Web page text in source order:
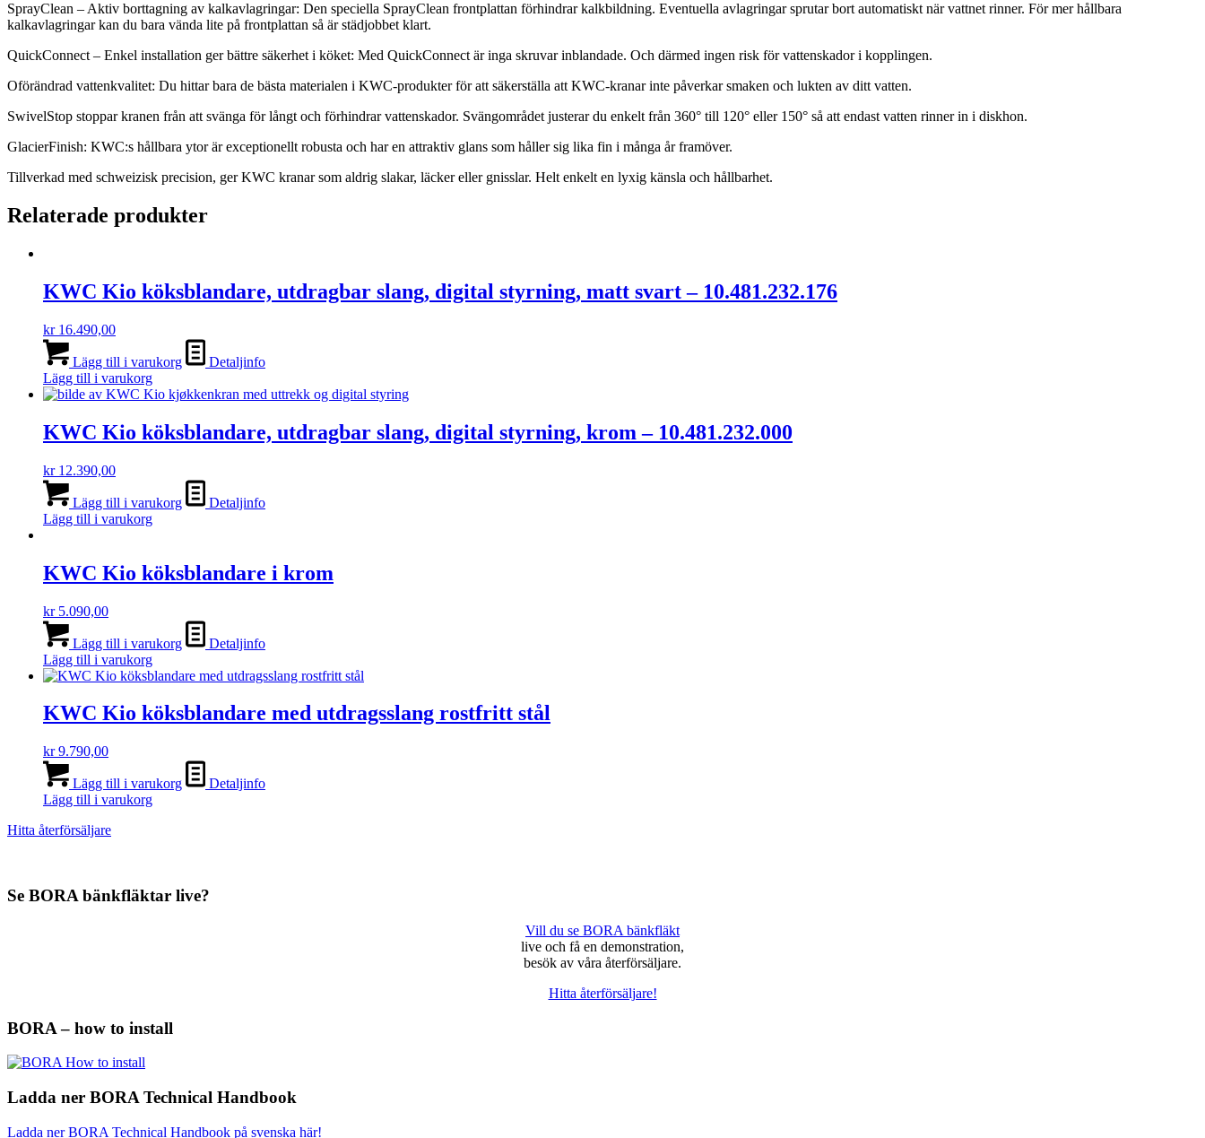
SprayClean – Aktiv borttagning av kalkavlagringar: Den speciella SprayClean frontplattan förhindrar kalkbildning. Eventuella avlagringar sprutar bort automatiskt när vattnet rinner. För mer hållbara
kalkavlagringar kan du bara vända lite på frontplattan så är städjobbet klart.
QuickConnect – Enkel installation ger bättre säkerhet i köket: Med QuickConnect är inga skruvar inblandade. Och därmed ingen risk för vattenskador i kopplingen.
Oförändrad vattenkvalitet: Du hittar bara de bästa materialen i KWC-produkter för att säkerställa att KWC-kranar inte påverkar smaken och lukten av ditt vatten.
SwivelStop stoppar kranen från att svänga för långt och förhindrar vattenskador. Svängområdet justerar du enkelt från 360° till 120° eller 150° så att endast vatten rinner in i diskhon.
GlacierFinish: KWC:s hållbara ytor är exceptionellt robusta och har en attraktiv glans som håller sig lika fin i många år framöver.
Tillverkad med schweizisk precision, ger KWC kranar som aldrig slakar, läcker eller gnisslar. Helt enkelt en lyxig känsla och hållbarhet.
Relaterade produkter
KWC Kio köksblandare, utdragbar slang, digital styrning, matt svart – 10.481.232.176
kr16.490,00
Lägg till i varukorg
Detaljinfo
Lägg till i varukorg
KWC Kio köksblandare, utdragbar slang, digital styrning, krom – 10.481.232.000
kr12.390,00
Lägg till i varukorg
Detaljinfo
Lägg till i varukorg
KWC Kio köksblandare i krom
kr5.090,00
Lägg till i varukorg
Detaljinfo
Lägg till i varukorg
KWC Kio köksblandare med utdragsslang rostfritt stål
kr9.790,00
Lägg till i varukorg
Detaljinfo
Lägg till i varukorg
Hitta återförsäljare
Se BORA bänkfläktar live?
Vill du se BORA bänkfläkt
live och få en demonstration,
besök av våra återförsäljare.
Hitta återförsäljare!
BORA – how to install
Ladda ner BORA Technical Handbook
Ladda ner BORA Technical Handbook på svenska här!